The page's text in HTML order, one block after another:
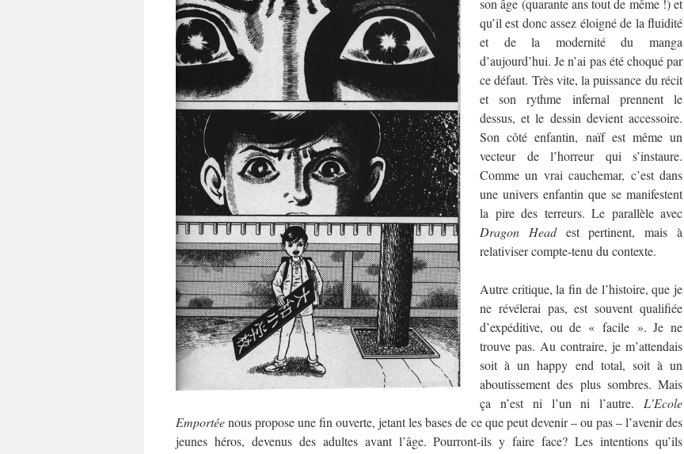
son âge (quarante ans tout de même !) et
qu’il est donc assez éloigné de la fluidité
et de la modernité du manga
d’aujourd’hui. Je n’ai pas été choqué par
ce défaut. Très vite, la puissance du récit
et son rythme infernal prennent le
dessus, et le dessin devient accessoire.
Son côté enfantin, naïf est même un
vecteur de l’horreur qui s’instaure.
Comme un vrai cauchemar, c’est dans
une univers enfantin que se manifestent
la pire des terreurs. Le parallèle avec
Dragon Headest pertinent, mais à
relativiser compte-tenu du contexte.
Autre critique, la fin de l’histoire, que je
ne révélerai pas, est souvent qualifiée
d’expéditive, ou de « facile ». Je ne
trouve pas. Au contraire, je m’attendais
soit à un happy end total, soit à un
aboutissement des plus sombres. Mais
ça n’est ni l’un ni l’autre. L’Ecole
Emportéenous propose une fin ouverte, jetant les bases de ce que peut devenir – ou pas – l’avenir des
jeunes héros, devenus des adultes avant l’âge. Pourront-ils y faire face? Les intentions qu’ils